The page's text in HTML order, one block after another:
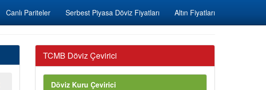
Canlı Pariteler Serbest Piyasa Döviz Fiyatları Altın Fiyatları
TCMB Döviz Çevirici
Döviz Kuru Çevirici